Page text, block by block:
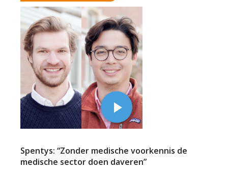
Spentys: “Zonder medische voorkennis de
medische sector doen daveren”